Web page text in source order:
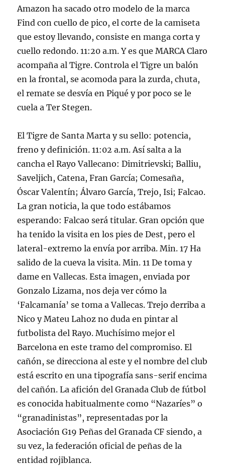
Amazon ha sacado otro modelo de la marca
Find con cuello de pico, el corte de la camiseta
que estoy llevando, consiste en manga corta y
cuello redondo. 11:20 a.m. Y es que MARCA Claro
acompaña al Tigre. Controla el Tigre un balón
en la frontal, se acomoda para la zurda, chuta,
el remate se desvía en Piqué y por poco se le
cuela a Ter Stegen.
El Tigre de Santa Marta y su sello: potencia,
freno y definición. 11:02 a.m. Así salta a la
cancha el Rayo Vallecano: Dimitrievski; Balliu,
Saveljich, Catena, Fran García; Comesaña,
Óscar Valentín; Álvaro García, Trejo, Isi; Falcao.
La gran noticia, la que todo estábamos
esperando: Falcao será titular. Gran opción que
ha tenido la visita en los pies de Dest, pero el
lateral-extremo la envía por arriba. Min. 17 Ha
salido de la cueva la visita. Min. 11 De toma y
dame en Vallecas. Esta imagen, enviada por
Gonzalo Lizama, nos deja ver cómo la
‘Falcamanía’ se toma a Vallecas. Trejo derriba a
Nico y Mateu Lahoz no duda en pintar al
futbolista del Rayo. Muchísimo mejor el
Barcelona en este tramo del compromiso. El
cañón, se direcciona al este y el nombre del club
está escrito en una tipografía sans-serif encima
del cañón. La afición del Granada Club de fútbol
es conocida habitualmente como “Nazaríes” o
“granadinistas”, representadas por la
Asociación G19 Peñas del Granada CF siendo, a
su vez, la federación oficial de peñas de la
entidad rojiblanca.